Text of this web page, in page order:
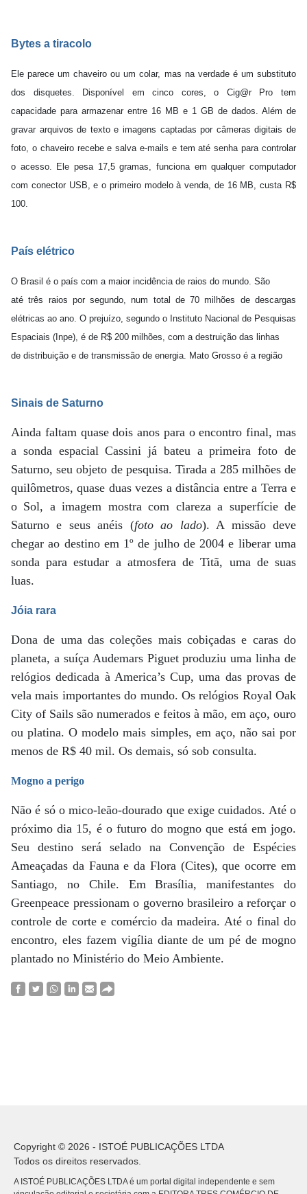
Bytes a tiracolo
Ele parece um chaveiro ou um colar, mas na verdade é um substituto
dos disquetes. Disponível em cinco cores, o Cig@r Pro tem
capacidade para armazenar entre 16 MB e 1 GB de dados. Além de
gravar arquivos de texto e imagens captadas por câmeras digitais de
foto, o chaveiro recebe e salva e-mails e tem até senha para controlar
o acesso. Ele pesa 17,5 gramas, funciona em qualquer computador
com conector USB, e o primeiro modelo à venda, de 16 MB, custa R$
100.
País elétrico
O Brasil é o país com a maior incidência de raios do mundo. São
até três raios por segundo, num total de 70 milhões de descargas
elétricas ao ano. O prejuízo, segundo o Instituto Nacional de Pesquisas
Espaciais (Inpe), é de R$ 200 milhões, com a destruição das linhas
de distribuição e de transmissão de energia. Mato Grosso é a região
Sinais de Saturno
Ainda faltam quase dois anos para o encontro final, mas
a sonda espacial Cassini já bateu a primeira foto de
Saturno, seu objeto de pesquisa. Tirada a 285 milhões de
quilômetros, quase duas vezes a distância entre a Terra e
o Sol, a imagem mostra com clareza a superfície de
Saturno e seus anéis (foto ao lado). A missão deve
chegar ao destino em 1º de julho de 2004 e liberar uma
sonda para estudar a atmosfera de Titã, uma de suas
luas.
Jóia rara
Dona de uma das coleções mais cobiçadas e caras do
planeta, a suíça Audemars Piguet produziu uma linha de
relógios dedicada à America’s Cup, uma das provas de
vela mais importantes do mundo. Os relógios Royal Oak
City of Sails são numerados e feitos à mão, em aço, ouro
ou platina. O modelo mais simples, em aço, não sai por
menos de R$ 40 mil. Os demais, só sob consulta.
Mogno a perigo
Não é só o mico-leão-dourado que exige cuidados. Até o
próximo dia 15, é o futuro do mogno que está em jogo.
Seu destino será selado na Convenção de Espécies
Ameaçadas da Fauna e da Flora (Cites), que ocorre em
Santiago, no Chile. Em Brasília, manifestantes do
Greenpeace pressionam o governo brasileiro a reforçar o
controle de corte e comércio da madeira. Até o final do
encontro, eles fazem vigília diante de um pé de mogno
plantado no Ministério do Meio Ambiente.
Copyright © 2026 - ISTOÉ PUBLICAÇÕES LTDA
Todos os direitos reservados.
A ISTOÉ PUBLICAÇÕES LTDA é um portal digital independente e sem